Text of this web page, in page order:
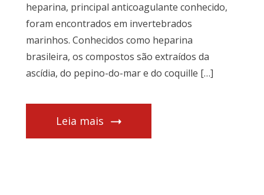
heparina, principal anticoagulante conhecido,
foram encontrados em invertebrados
marinhos. Conhecidos como heparina
brasileira, os compostos são extraídos da
ascídia, do pepino-do-mar e do coquille […]
Leia mais